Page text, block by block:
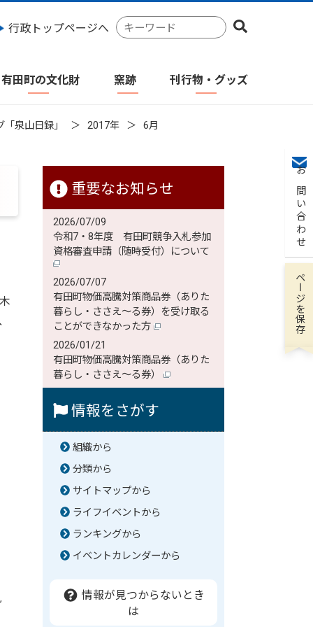
行政トップページへ
検
索
ワ
有田町の文化財 窯跡 刊行物・グッズ
お問い合わせ
泉山日録」 2017年
6月
重要なお知らせ
2026/07/09
令和7・8年度 有田町競争入札参加
資格審査申請（随時受付）について
2026/07/07
有田町物価高騰対策商品券（ありた
暮らし・ささえ～る券）を受け取る
ことができなかった方
2026/01/21
有田町物価高騰対策商品券（ありた
暮らし・ささえ～る券）
情報をさがす
組織から
分類から
サイトマップから
ライフイベントから
ランキングから
イベントカレンダーから
情報が見つからないとき
は
ページを保存